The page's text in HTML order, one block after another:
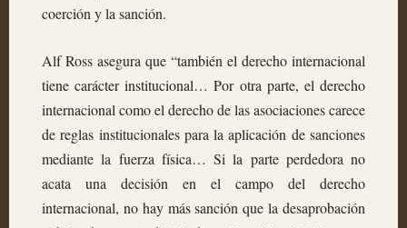
coerción y la sanción.
Alf Ross asegura que “también el derecho internacional
tiene carácter institucional… Por otra parte, el derecho
internacional como el derecho de las asociaciones carece
de reglas institucionales para la aplicación de sanciones
mediante la fuerza física… Si la parte perdedora no
acata una decisión en el campo del derecho
internacional, no hay más sanción que la desaprobación